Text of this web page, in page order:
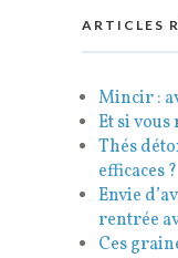
ARTICLES
Mincir :
Et si vous
Thés
efficaces ?
Envie
rentrée
Ces